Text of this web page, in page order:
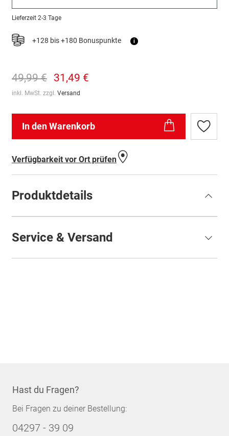
Lieferzeit 2-3 Tage
+128 bis +180 Bonuspunkte i
49,99 € 31,49 €
inkl. MwSt. zzgl. Versand
In den Warenkorb
Zur
Verfügbarkeit vor Ort prüfen
Produktdetails
Service & Versand
Hast du Fragen?
Bei Fragen zu deiner Bestellung:
04297 - 39 09